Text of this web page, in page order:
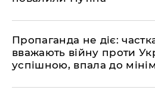
​Пропаганда не діє:
вважають війну проти
успішною, впала до